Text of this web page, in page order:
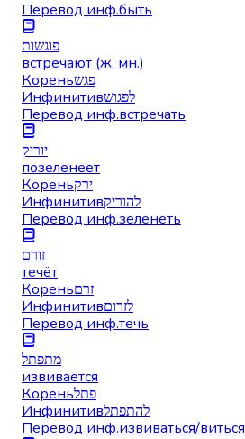
Перевод инф.быть
פוגשות
встречают (ж. мн.)
Кореньפגש
Инфинитивלפגוש
Перевод инф.встречать
יוריק
позеленеет
Кореньירק
Инфинитивלהוריק
Перевод инф.зеленеть
זורם
течёт
Кореньזרם
Инфинитивלזרום
Перевод инф.течь
מתפתל
извивается
Кореньפתל
Инфинитивלהתפתל
Перевод инф.извиваться/виться